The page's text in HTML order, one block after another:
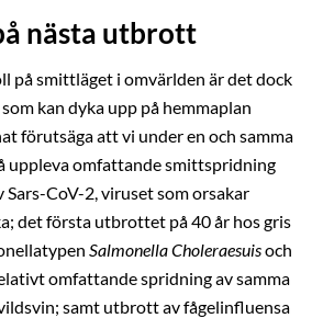
nästa utbrott
på smittläget i omvärlden är det dock
kan dyka upp på hemmaplan
förutsäga att vi under en och samma
uppleva omfattande smittspridning
Sars-CoV-2, viruset som orsakar
det första utbrottet på 40 år hos gris
Salmonella Choleraesuisoch
omfattande spridning av samma
samt utbrott av fågelinfluensa